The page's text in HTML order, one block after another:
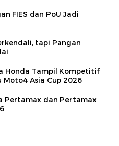
FIES dan PoU Jadi
tapi Pangan
Honda Tampil Kompetitif
Asia Cup 2026
Pertamax dan Pertamax